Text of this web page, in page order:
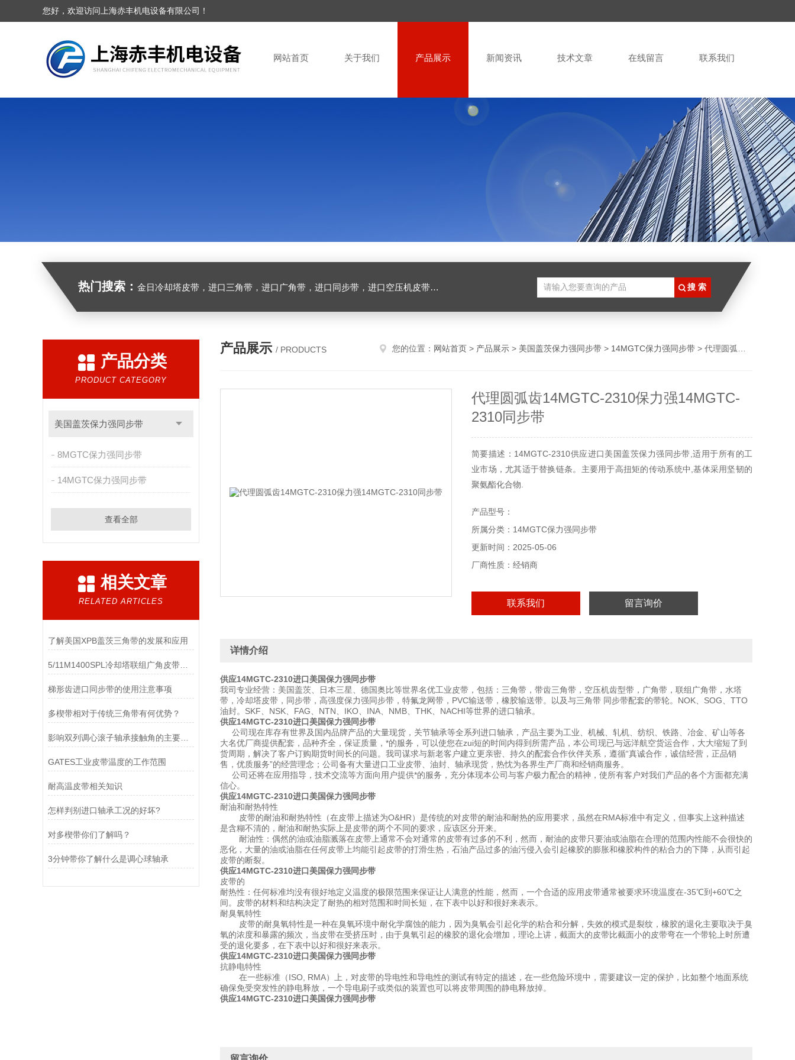
您好，欢迎访问上海赤丰机电设备有限公司！
网站首页 关于我们 产品展示 新闻资讯 技术文章 在线留言 联系我们
热门搜索： 金日冷却塔皮带，进口三角带，进口广角带，进口同步带，进口空压机皮带，带齿三角带，特氟龙高温布，进口轴承油封及电子仪器
产品分类
PRODUCT CATEGORY
美国盖茨保力强同步带
8MGTC保力强同步带
14MGTC保力强同步带
查看全部
相关文章
RELATED ARTICLES
了解美国XPB盖茨三角带的发展和应用
梯形齿进口同步带的使用注意事项
多楔带相对于传统三角带有何优势？
影响双列调心滚子轴承接触角的主要加工因素有哪些？
GATES工业皮带温度的工作范围
耐高温皮带相关知识
怎样判别进口轴承工况的好坏?
对多楔带你们了解吗？
3分钟带你了解什么是调心球轴承
产品展示 / PRODUCTS 您的位置： 网站首页 > 产品展示 > 美国盖茨保力强同步带 > 14MGTC保力强同步带 > 代理圆弧齿14MGTC-2310保力强14MGTC-2310同步带
代理圆弧齿14MGTC-2310保力强14MGTC-
2310同步带
简要描述：14MGTC-2310供应进口美国盖茨保力强同步带,适用于所有的工
业市场，尤其适于替换链条。主要用于高扭矩的传动系统中,基体采用坚韧的
聚氨酯化合物.
产品型号：
所属分类：14MGTC保力强同步带
更新时间：2025-05-06
厂商性质：经销商
联系我们 留言询价
详情介绍
供应14MGTC-2310进口美国保力强同步带
我司专业经营：美国盖茨、日本三星、德国奥比等世界名优工业皮带，包括：三角带，带齿三角带，空压机齿型带，广角带，联组广角带，水塔
带，冷却塔皮带，同步带，高强度保力强同步带，特氟龙网带，PVC输送带，橡胶输送带。以及与三角带 同步带配套的带轮。NOK、SOG、TTO
油封。SKF、NSK、FAG、NTN、IKO、INA、NMB、THK、NACHI等世界的进口轴承。
供应14MGTC-2310进口美国保力强同步带
公司现在库存有世界及国内品牌产品的大量现货，关节轴承等全系列进口轴承，产品主要为工业、机械、轧机、纺织、铁路、冶金、矿山等各
大名优厂商提供配套，品种齐全，保证质量，*的服务，可以使您在zui短的时间内得到所需产品，本公司现已与远洋航空货运合作，大大缩短了到
货周期，解决了客户订购期货时间长的问题。我司谋求与新老客户建立更亲密、持久的配套合作伙伴关系，遵循“真诚合作，诚信经营，正品销
售，优质服务”的经营理念；公司备有大量进口工业皮带、油封、轴承现货，热忱为各界生产厂商和经销商服务。
公司还将在应用指导，技术交流等方面向用户提供*的服务，充分体现本公司与客户极力配合的精神，使所有客户对我们产品的各个方面都充满
信心。
供应14MGTC-2310进口美国保力强同步带
耐油和耐热特性
皮带的耐油和耐热特性（在皮带上描述为O&HR）是传统的对皮带的耐油和耐热的应用要求，虽然在RMA标准中有定义，但事实上这种描述
是含糊不清的，耐油和耐热实际上是皮带的两个不同的要求，应该区分开来。
耐油性：偶然的油或油脂溅落在皮带上通常不会对通常的皮带有过多的不利，然而，耐油的皮带只要油或油脂在合理的范围内性能不会很快的
恶化，大量的油或油脂在任何皮带上均能引起皮带的打滑生热，石油产品过多的油污侵入会引起橡胶的膨胀和橡胶构件的粘合力的下降，从而引起
皮带的断裂。
供应14MGTC-2310进口美国保力强同步带
皮带的
耐热性：任何标准均没有很好地定义温度的极限范围来保证让人满意的性能，然而，一个合适的应用皮带通常被要求环境温度在-35℃到+60℃之
间。皮带的材料和结构决定了耐热的相对范围和时间长短，在下表中以好和很好来表示。
耐臭氧特性
皮带的耐臭氧特性是一种在臭氧环境中耐化学腐蚀的能力，因为臭氧会引起化学的粘合和分解，失效的模式是裂纹，橡胶的退化主要取决于臭
氧的浓度和暴露的频次，当皮带在受挤压时，由于臭氧引起的橡胶的退化会增加，理论上讲，截面大的皮带比截面小的皮带弯在一个带轮上时所遭
受的退化要多，在下表中以好和很好来表示。
供应14MGTC-2310进口美国保力强同步带
抗静电特性
在一些标准（ISO, RMA）上，对皮带的导电性和导电性的测试有特定的描述，在一些危险环境中，需要建议一定的保护，比如整个地面系统
确保免受突发性的静电释放，一个导电刷子或类似的装置也可以将皮带周围的静电释放掉。
供应14MGTC-2310进口美国保力强同步带